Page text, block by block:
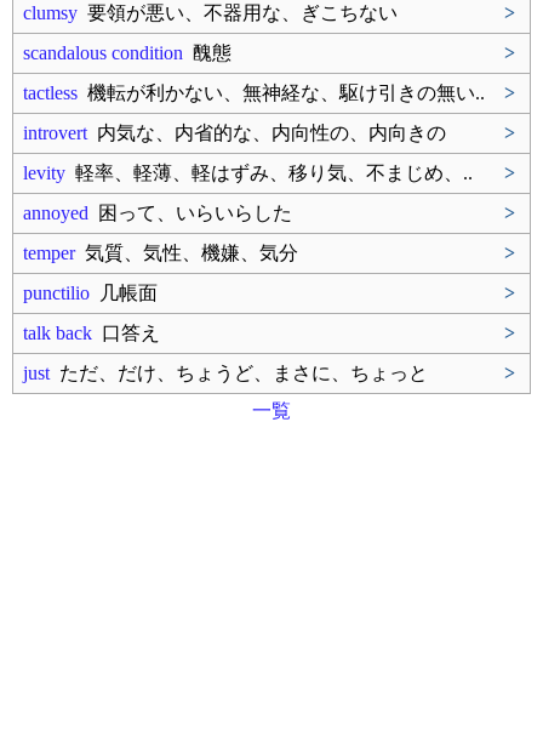
clumsy 要領が悪い、不器用な、ぎこちない
>
scandalous condition 醜態
>
tactless 機転が利かない、無神経な、駆け引きの無い..
>
introvert 内気な、内省的な、内向性の、内向きの
>
levity 軽率、軽薄、軽はずみ、移り気、不まじめ、..
>
annoyed 困って、いらいらした
>
temper気質、気性、機嫌、気分
>
punctilio 几帳面
>
talk back 口答え
>
just ただ、だけ、ちょうど、まさに、ちょっと
>
一覧